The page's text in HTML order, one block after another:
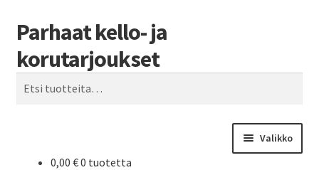
Siirry
navigointiin
Siirry
sisältöön
Parhaat kello- ja
korutarjoukset
Haku
Valikko
0,00 €0 tuotetta